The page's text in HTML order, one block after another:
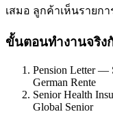
เสมอ ลูกค้าเห็นรายก
ขั้นตอนทำงานจริง
Pension Letter —
German Rente
Senior Health
Global Senior